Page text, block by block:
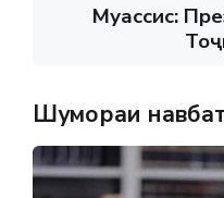
Муассис:
Шумораи